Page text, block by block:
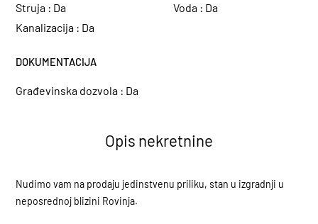
Struja : Da Voda : Da
Kanalizacija : Da
DOKUMENTACIJA
Građevinska dozvola : Da
Opis nekretnine
Nudimo vam na prodaju jedinstvenu priliku, stan u izgradnji u
neposrednoj blizini Rovinja.